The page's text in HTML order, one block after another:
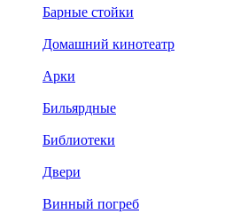
Барные стойки
Домашний кинотеатр
Арки
Бильярдные
Библиотеки
Двери
Винный погреб